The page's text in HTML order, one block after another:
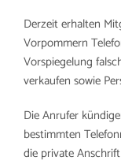
Derzeit erhalten
Vorpommern
Vorspiegelung
verkaufen sowie
Die Anrufer
bestimmten
die private